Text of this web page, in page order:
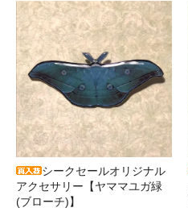
シークセールオリジナル
アクセサリー【ヤママユガ緑
(ブローチ)】